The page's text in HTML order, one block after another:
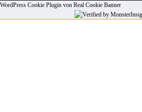
WordPress Cookie Plugin von Real Cookie Banner